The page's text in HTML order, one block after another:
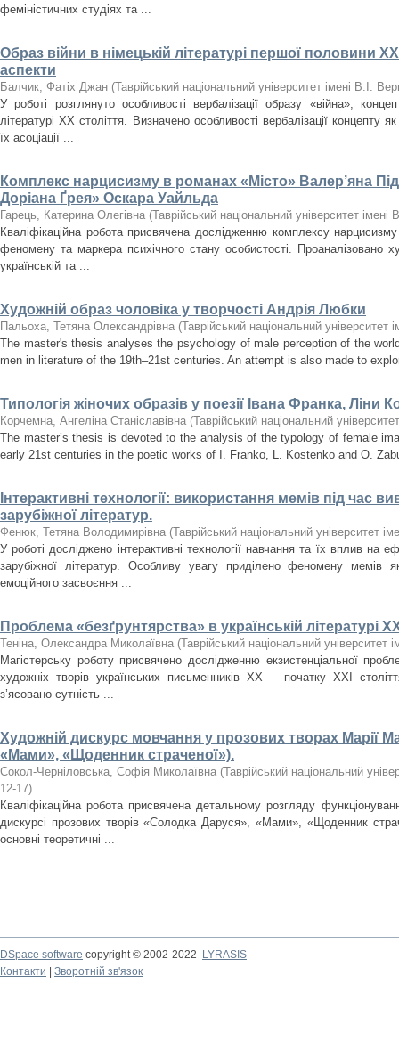
феміністичних студіях та ...
Образ війни в німецькій літературі першої половини
аспекти
Балчик, Фатіх Джан (Таврійський національний університет імені В.І.
У роботі розглянуто особливості вербалізації образу «війна»,
літературі XX століття. Визначено особливості вербалізації концепту
їх асоціації ...
Комплекс нарцисизму в романах «Місто» Валер’яна
Доріана Ґрея» Оскара Уайльда
Гарець, Катерина Олегівна (Таврійський національний університет імені
Кваліфікаційна робота присвячена дослідженню комплексу
феномену та маркера психічного стану особистості. Проаналізовано
українській та ...
Художній образ чоловіка у творчості Андрія Любки
Пальоха, Тетяна Олександрівна (Таврійський національний університет
The master's thesis analyses the psychology of male perception of the
men in literature of the 19th–21st centuries. An attempt is also made to
Типологія жіночих образів у поезії Івана Франка, Ліни
Корчемна, Ангеліна Станіславівна (Таврійський національний
The master’s thesis is devoted to the analysis of the typology of female
early 21st centuries in the poetic works of I. Franko, L. Kostenko and O.
Інтерактивні технології: використання мемів під час
зарубіжної літератур.
Фенюк, Тетяна Володимирівна (Таврійський національний університет
У роботі досліджено інтерактивні технології навчання та їх вплив на
зарубіжної літератур. Особливу увагу приділено феномену мемів
емоційного засвоєння ...
Проблема «безґрунтярства» в українській літературі
Теніна, Олександра Миколаївна (Таврійський національний університет
Магістерську роботу присвячено дослідженню екзистенціальної
художніх творів українських письменників ХХ – початку XXI
з’ясовано сутність ...
Художній дискурс мовчання у прозових творах Марії
«Мами», «Щоденник страченої»).
Сокол-Черніловська, Софія Миколаївна (Таврійський національний
12-17)
Кваліфікаційна робота присвячена детальному розгляду
дискурсі прозових творів «Солодка Даруся», «Мами», «Щоденник
основні теоретичні ...
DSpace software copyright © 2002-2022
LYRASIS
Контакти
Зворотній зв'язок